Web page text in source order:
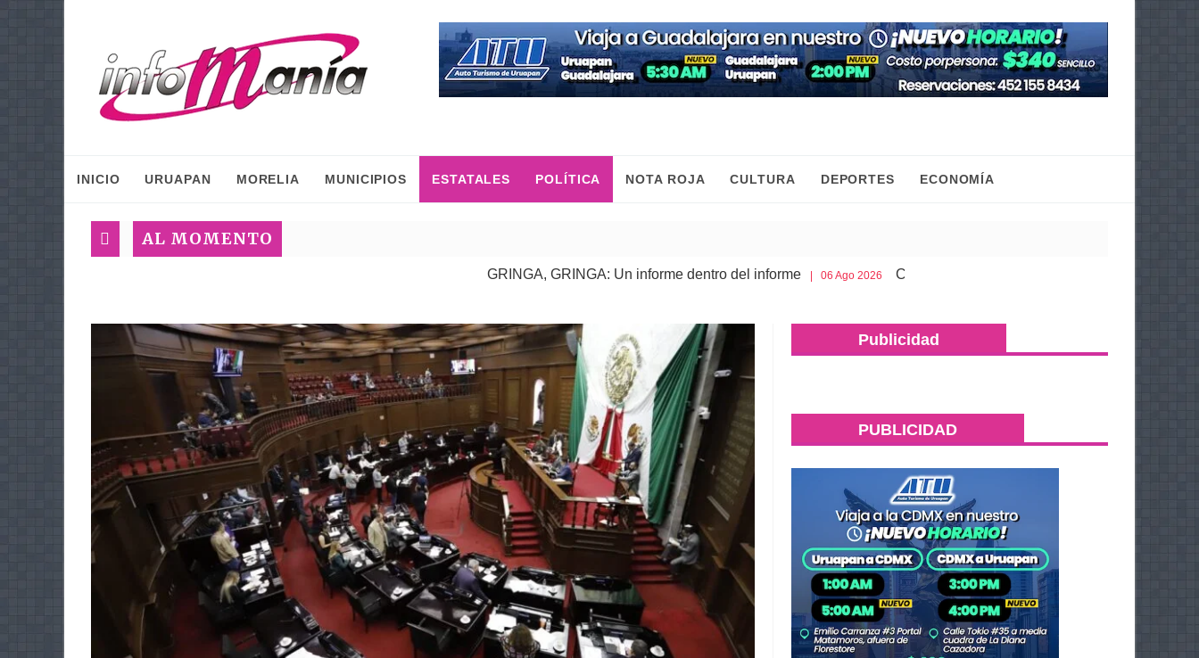
INICIO URUAPAN MORELIA MUNICIPIOS ESTATALES POLÍTICA NOTA ROJA CULTURA DEPORTES ECONOMÍA
AL MOMENTO
GRINGA, GRINGA: Un informe dentro del informe | 06 Ago 2026 Cobaem ofrece bachillerato sabatino para mayores de 20
Publicidad
PUBLICIDAD